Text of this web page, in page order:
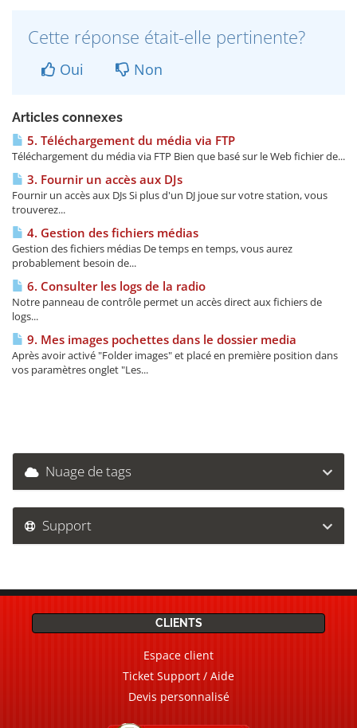
Cette réponse était-elle pertinente?
Oui Non
Articles connexes
5. Téléchargement du média via FTP
Téléchargement du média via FTP Bien que basé sur le Web fichier de...
3. Fournir un accès aux DJs
Fournir un accès aux DJs Si plus d'un DJ joue sur votre station, vous
trouverez...
4. Gestion des fichiers médias
Gestion des fichiers médias De temps en temps, vous aurez
probablement besoin de...
6. Consulter les logs de la radio
Notre panneau de contrôle permet un accès direct aux fichiers de
logs...
9. Mes images pochettes dans le dossier media
Après avoir activé "Folder images" et placé en première position dans
vos paramètres onglet "Les...
Nuage de tags
Support
CLIENTS
Espace client
Ticket Support / Aide
Devis personnalisé